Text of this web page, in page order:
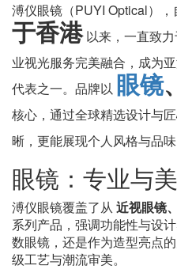
溥仪眼镜（PUYI Optical），
于香港以来，一直致
业视光服务完美融合，成为
代表之一。品牌以 眼镜、
核心，通过全球精选设计与
晰，更能展现个人风格与品味
眼镜：专业与
溥仪眼镜覆盖了从 近视眼镜
系列产品，强调功能性与设
数眼镜，还是作为造型亮点
级工艺与潮流审美。